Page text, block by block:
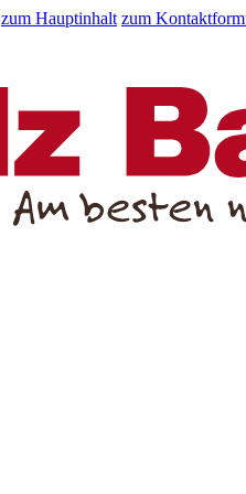
zum Hauptinhalt zum